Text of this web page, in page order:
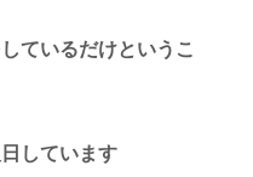
ているだけというこ
しています